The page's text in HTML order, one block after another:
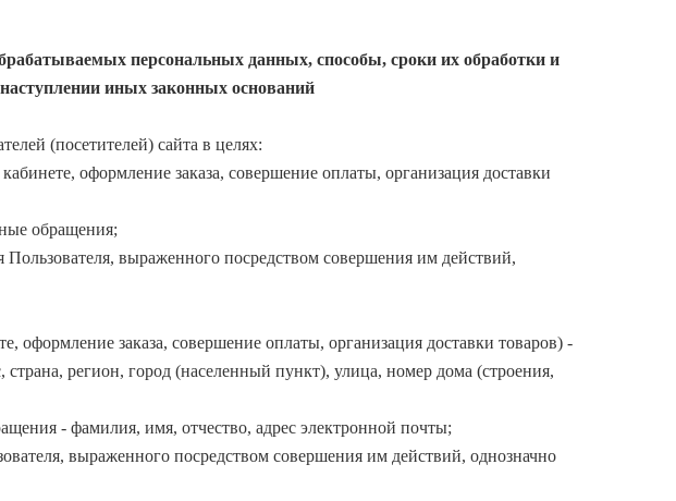
персональных данных, способы, сроки их обработки и
иных законных оснований
(посетителей) сайта в целях:
оформление заказа, совершение оплаты, организация доставки
обращения;
выраженного посредством совершения им действий,
оформление заказа, совершение оплаты, организация доставки товаров) -
регион, город (населенный пункт), улица, номер дома (строения,
- фамилия, имя, отчество, адрес электронной почты;
выраженного посредством совершения им действий, однозначно